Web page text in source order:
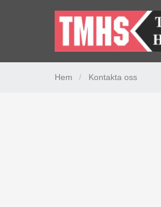
Hem / Kontakta oss